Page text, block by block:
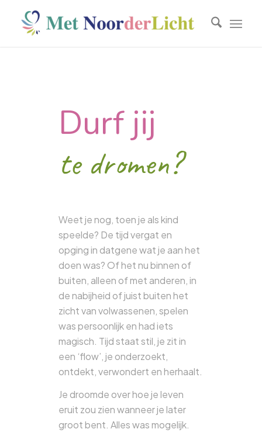
Durf jij
te dromen?
Weet je nog, toen je als kind
speelde? De tijd vergat en
opging in datgene wat je aan het
doen was? Of het nu binnen of
buiten, alleen of met anderen, in
de nabijheid of juist buiten het
zicht van volwassenen, spelen
was persoonlijk en had iets
magisch. Tijd staat stil, je zit in
een ‘flow’, je onderzoekt,
ontdekt, verwondert en herhaalt.
Je droomde over hoe je leven
eruit zou zien wanneer je later
groot bent. Alles was mogelijk.